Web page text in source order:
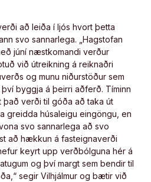
að leiða í ljós hvort þetta
svo sannarlega. „Hagstofan
júní næstkomandi verður
við útreikning á reiknaðri
og munu niðurstöður sem
byggja á þeirri aðferð. Tíminn
það verði til góða að taka út
greidda húsaleigu eingöngu, en
svo sannarlega að svo
að hækkun á fasteignaverði
keyrt upp verðbólguna hér á
og því margt sem bendir til
segir Vilhjálmur og bætir við